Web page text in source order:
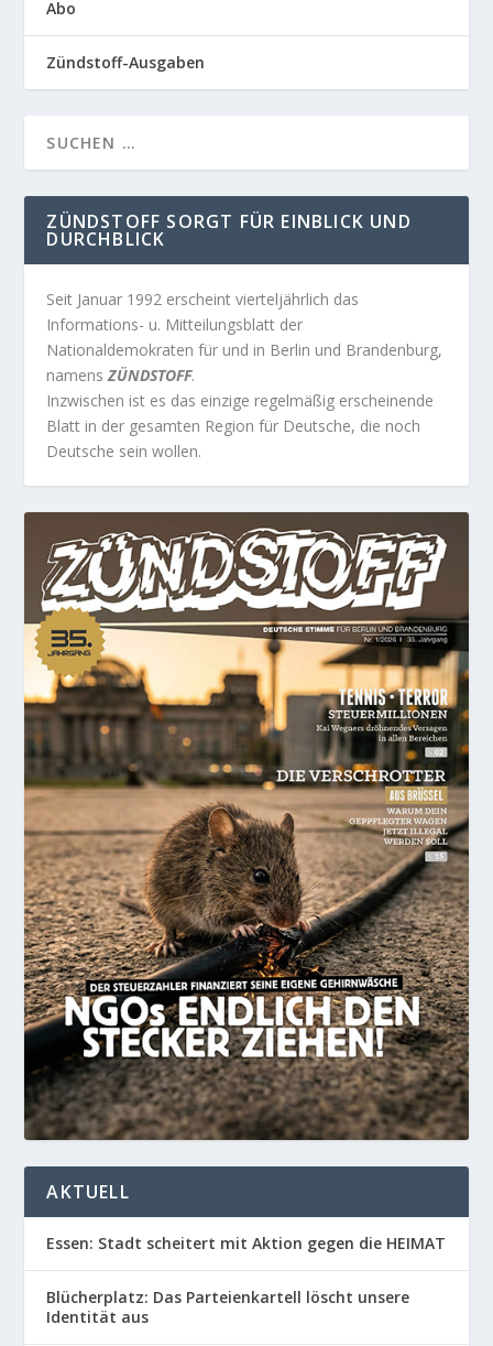
Abo
Zündstoff-Ausgaben
ZÜNDSTOFF SORGT FÜR EINBLICK UND
DURCHBLICK
Seit Januar 1992 erscheint vierteljährlich das
Informations- u. Mitteilungsblatt der
Nationaldemokraten für und in Berlin und Brandenburg,
namensZÜNDSTOFF.
Inzwischen ist es das einzige regelmäßig erscheinende
Blatt in der gesamten Region für Deutsche, die noch
Deutsche sein wollen.
AKTUELL
Essen: Stadt scheitert mit Aktion gegen die HEIMAT
Blücherplatz: Das Parteienkartell löscht unsere
Identität aus